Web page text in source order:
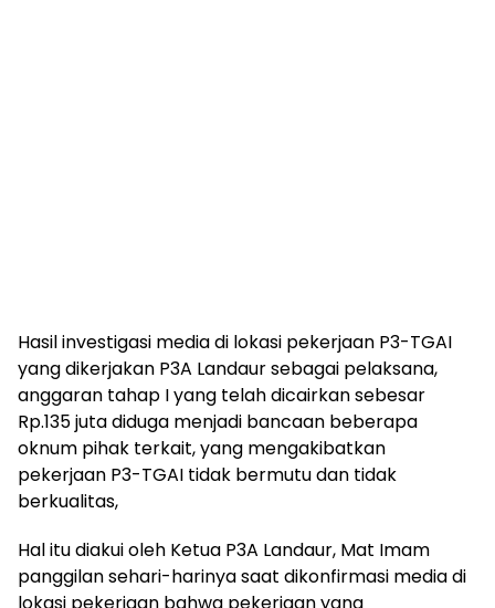
Hasil investigasi media di lokasi pekerjaan P3-TGAI
yang dikerjakan P3A Landaur sebagai pelaksana,
anggaran tahap I yang telah dicairkan sebesar
Rp.135 juta diduga menjadi bancaan beberapa
oknum pihak terkait, yang mengakibatkan
pekerjaan P3-TGAI tidak bermutu dan tidak
berkualitas,
Hal itu diakui oleh Ketua P3A Landaur, Mat Imam
panggilan sehari-harinya saat dikonfirmasi media di